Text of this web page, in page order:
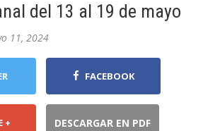
del 13 al 19 de mayo
11, 2024
FACEBOOK
+ DESCARGAR EN PDF